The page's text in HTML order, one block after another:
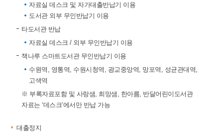
자료실 데스크 및 자가대출반납기 이용
도서관 외부 무인반납기 이용
타도서관 반납
자료실 데스크 / 외부 무인반납기 이용
책나루 스마트도서관 무인반납기 이용
수원역, 영통역, 수원시청역, 광교중앙역, 망포역, 성균관대역,
고색역
※ 부록자료포함 및 사랑샘, 희망샘, 한아름, 반달어린이도서관
자료는 ‘데스크’에서만 반납 가능
대출정지